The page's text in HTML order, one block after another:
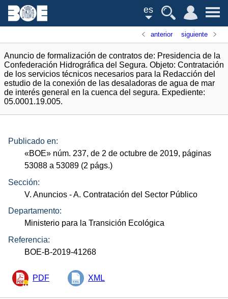
es
anterior siguiente
Anuncio de formalización de contratos de: Presidencia de la
Confederación Hidrográfica del Segura. Objeto: Contratación
de los servicios técnicos necesarios para la Redacción del
estudio de la conexión de las desaladoras de agua de mar
de interés general en la cuenca del segura. Expediente:
05.0001.19.005.
Publicado en:
«BOE» núm. 237, de 2 de octubre de 2019, páginas
53088 a 53089 (2 págs.)
Sección:
V. Anuncios - A. Contratación del Sector Público
Departamento:
Ministerio para la Transición Ecológica
Referencia:
BOE-B-2019-41268
PDF XML